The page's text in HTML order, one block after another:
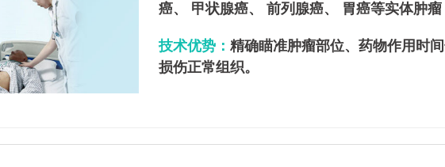
癌、 甲状腺癌、 前列腺癌、 胃癌等实体肿瘤
技术优势： 精确瞄准肿瘤部位、药物作用时
损伤正常组织。